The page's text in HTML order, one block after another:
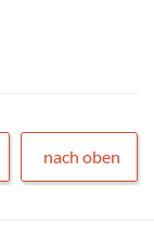
nach oben